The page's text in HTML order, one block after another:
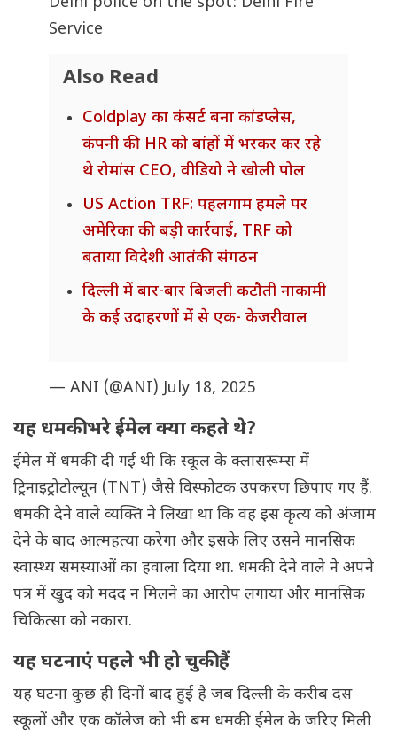
Service
Also Read
Coldplay का कंसर्ट बना कांडप्लेस,
कंपनी की HR को बांहों में भरकर कर रहे
थे रोमांस CEO, वीडियो ने खोली पोल
US Action TRF: पहलगाम हमले पर
अमेरिका की बड़ी कार्रवाई, TRF को
बताया विदेशी आतंकी संगठन
दिल्ली में बार-बार बिजली कटौती नाकामी
के कई उदाहरणों में से एक- केजरीवाल
— ANI (@ANI)July 18, 2025
यह धमकी भरे ईमेल क्या कहते थे?
ईमेल में धमकी दी गई थी कि स्कूल के क्लासरूम्स में
ट्रिनाइट्रोटोल्यून (TNT) जैसे विस्फोटक उपकरण छिपाए गए हैं.
धमकी देने वाले व्यक्ति ने लिखा था कि वह इस कृत्य को अंजाम
देने के बाद आत्महत्या करेगा और इसके लिए उसने मानसिक
स्वास्थ्य समस्याओं का हवाला दिया था. धमकी देने वाले ने अपने
पत्र में खुद को मदद न मिलने का आरोप लगाया और मानसिक
चिकित्सा को नकारा.
यह घटनाएं पहले भी हो चुकी हैं
यह घटना कुछ ही दिनों बाद हुई है जब दिल्ली के करीब दस
स्कूलों और एक कॉलेज को भी बम धमकी ईमेल के जरिए मिली